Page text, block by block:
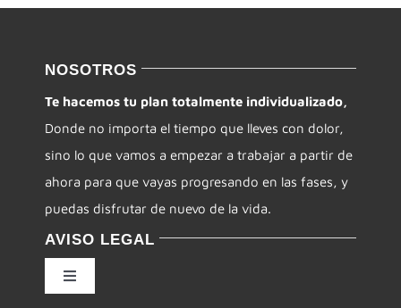
NOSOTROS
Te hacemos tu plan totalmente individualizado,
Donde no importa el tiempo que lleves con dolor,
sino lo que vamos a empezar a trabajar a partir de
ahora para que vayas progresando en las fases, y
puedas disfrutar de nuevo de la vida.
AVISO LEGAL
Toggle
Navigation